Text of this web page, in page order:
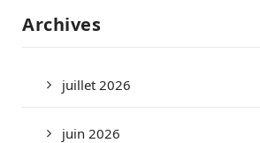
Archives
juillet 2026
juin 2026